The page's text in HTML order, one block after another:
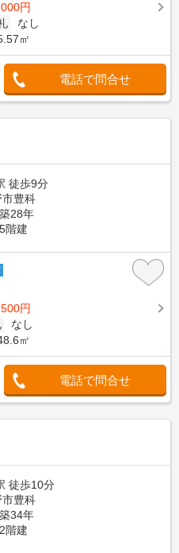
円
なし
㎡
電話で問合せ
徒歩9分
豊科
築28年
5階建
円
なし
㎡
電話で問合せ
徒歩10分
豊科
築34年
2階建